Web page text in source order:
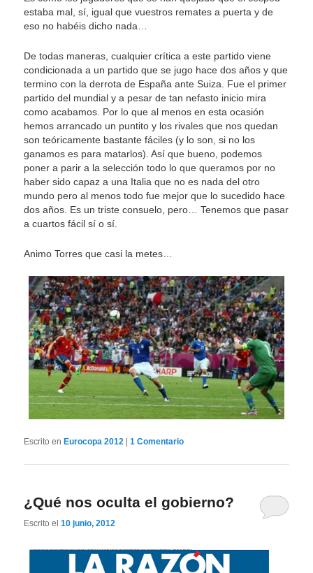
estaba mal, sí, igual que vuestros remates a puerta y de
eso no habéis dicho nada…
De todas maneras, cualquier crítica a este partido viene
condicionada a un partido que se jugo hace dos años y que
termino con la derrota de España ante Suiza. Fue el primer
partido del mundial y a pesar de tan nefasto inicio mira
como acabamos. Por lo que al menos en esta ocasión
hemos arrancado un puntito y los rivales que nos quedan
son teóricamente bastante fáciles (y lo son, si no los
ganamos es para matarlos). Así que bueno, podemos
poner a parir a la selección todo lo que queramos por no
haber sido capaz a una Italia que no es nada del otro
mundo pero al menos todo fue mejor que lo sucedido hace
dos años. Es un triste consuelo, pero… Tenemos que pasar
a cuartos fácil sí o sí.
Animo Torres que casi la metes…
Escrito en Eurocopa 2012 |1 Comentario
¿Qué nos oculta el gobierno?
Escrito el10 junio, 2012